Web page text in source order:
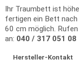
Ihr Traumbett ist
fertigen ein Bett nach
60 cm möglich.
an: 040 / 317 051 08
Hersteller-Kontakt